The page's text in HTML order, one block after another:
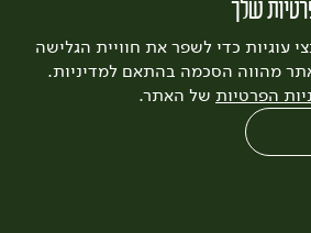
שלך
עוגיות כדי לשפר את חוויית הגלישה
מהווה הסכמה בהתאם למדיניות.
הפרטיות של האתר.
בעדכון מדיניות פרטיות
עיצוב:3bears פיתוח:Quatro